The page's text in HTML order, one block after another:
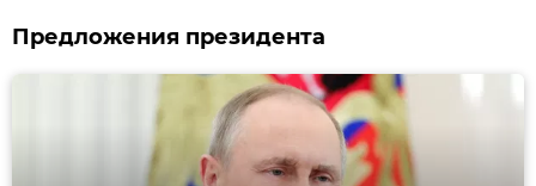
Предложения президента